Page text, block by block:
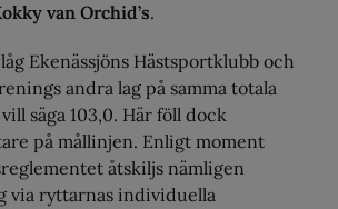
van Orchid’s.
Ekenässjöns Hästsportklubb och
andra lag på samma totala
säga 103,0. Här föll dock
på mållinjen. Enligt moment
åtskiljs nämligen
via ryttarnas individuella